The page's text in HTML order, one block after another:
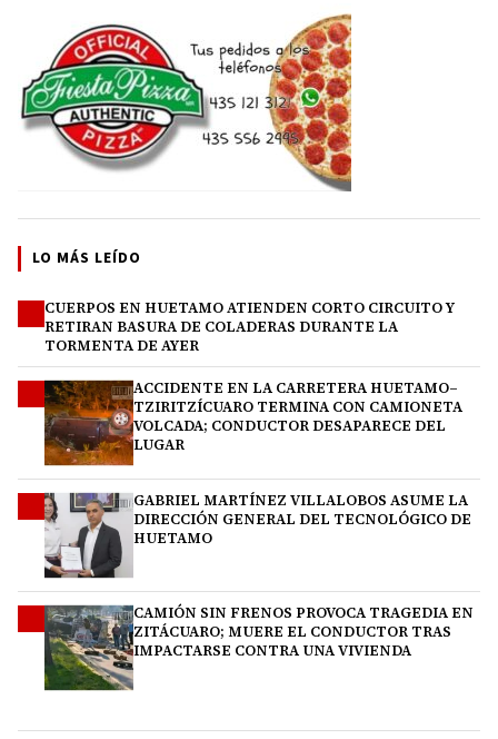
LO MÁS LEÍDO
CUERPOS EN HUETAMO ATIENDEN CORTO CIRCUITO Y
RETIRAN BASURA DE COLADERAS DURANTE LA
TORMENTA DE AYER
ACCIDENTE EN LA CARRETERA HUETAMO–
TZIRITZÍCUARO TERMINA CON CAMIONETA
VOLCADA; CONDUCTOR DESAPARECE DEL
LUGAR
GABRIEL MARTÍNEZ VILLALOBOS ASUME LA
DIRECCIÓN GENERAL DEL TECNOLÓGICO DE
HUETAMO
CAMIÓN SIN FRENOS PROVOCA TRAGEDIA EN
ZITÁCUARO; MUERE EL CONDUCTOR TRAS
IMPACTARSE CONTRA UNA VIVIENDA